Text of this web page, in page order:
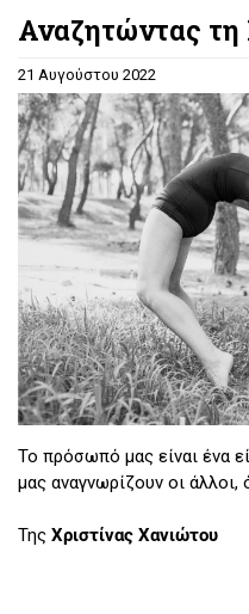
Αναζητώντας
21 Αυγούστου 2022
Το πρόσωπό μας είναι ένα
μας αναγνωρίζουν οι
Της Χριστίνας Χανιώτου